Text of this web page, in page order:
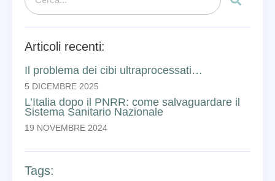
Articoli recenti:
Il problema dei cibi ultraprocessati…
5 DICEMBRE 2025
L’Italia dopo il PNRR: come salvaguardare il
Sistema Sanitario Nazionale
19 NOVEMBRE 2024
Tags: